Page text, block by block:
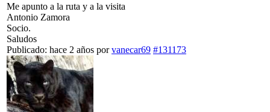
Me apunto a la ruta y a la visita
Antonio Zamora
Socio.
Saludos
Publicado: hace 2 años porvanecar69 #131173